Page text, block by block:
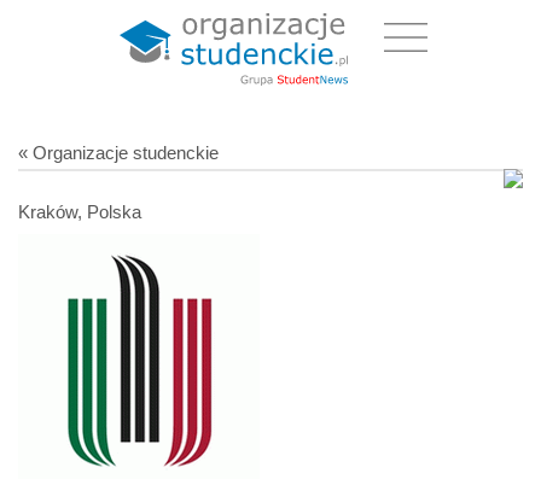
« Organizacje studenckie
Kraków, Polska